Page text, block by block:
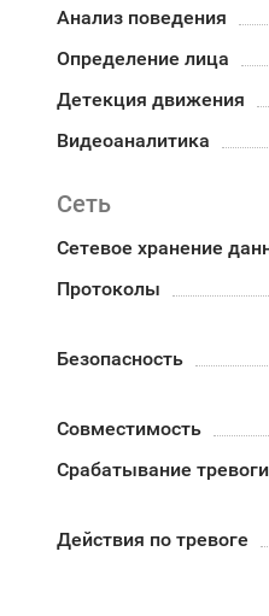
Анализ поведения
Определение лица
Детекция движения
Видеоаналитика
Сеть
Сетевое хранение
Протоколы
Безопасность
Совместимость
Срабатывание тревоги
Действия по тревоге